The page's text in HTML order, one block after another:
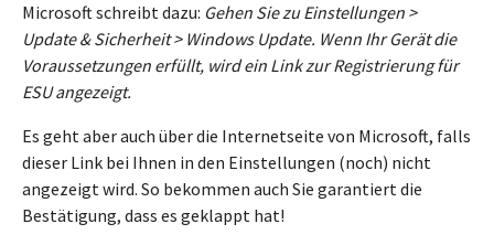
Microsoft schreibt dazu: Gehen Sie zu Einstellungen >
Update & Sicherheit > Windows Update. Wenn Ihr Gerät die
Voraussetzungen erfüllt, wird ein Link zur Registrierung für
ESU angezeigt.
Es geht aber auch über die Internetseite von Microsoft, falls
dieser Link bei Ihnen in den Einstellungen (noch) nicht
angezeigt wird. So bekommen auch Sie garantiert die
Bestätigung, dass es geklappt hat!